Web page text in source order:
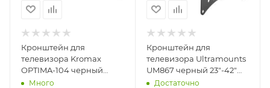
Кронштейн для
телевизора Kromax
OPTIMA-104 черный
10"-28" макс.25кг
Много
Кронштейн для
телевизора Ultramounts
UM867 черный 23"-42"
макс.20кг настенный
Достаточно